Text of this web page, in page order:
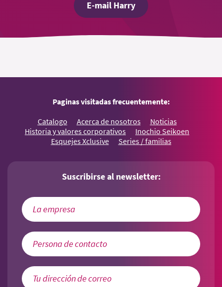
E-mail Harry
Paginas visitadas frecuentemente:
Catalogo Acerca de nosotros
Noticias
Historia y valores corporativos
Inochio Seikoen
Esquejes Xclusive
Series / familias
Suscribirse al newsletter: